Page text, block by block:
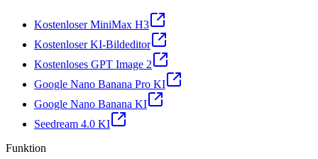
Kostenloser MiniMax H3
Kostenloser KI-Bildeditor
Kostenloses GPT Image 2
Google Nano Banana Pro KI
Google Nano Banana KI
Seedream 4.0 KI
Funktion